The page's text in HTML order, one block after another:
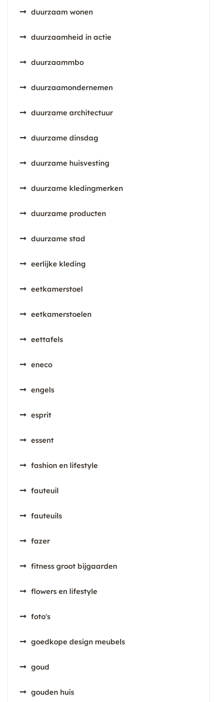
duurzaam wonen
duurzaamheid in actie
duurzaammbo
duurzaamondernemen
duurzame architectuur
duurzame dinsdag
duurzame huisvesting
duurzame kledingmerken
duurzame producten
duurzame stad
eerlijke kleding
eetkamerstoel
eetkamerstoelen
eettafels
eneco
engels
esprit
essent
fashion en lifestyle
fauteuil
fauteuils
fazer
fitness groot bijgaarden
flowers en lifestyle
foto's
goedkope design meubels
goud
gouden huis